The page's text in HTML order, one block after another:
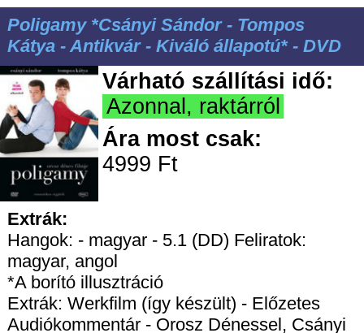
Poligamy *Csányi Sándor - Tompos
Kátya - Antikvár - Kiváló állapotú* - DVD
Várható szállítási idő:
Azonnal, raktárról
Ára most csak:
4999 Ft
Extrák:
Hangok: - magyar - 5.1 (DD) Feliratok:
magyar, angol
*A borító illusztráció
Extrák: Werkfilm (így készült) - Előzetes
Audiókommentár - Orosz Dénessel, Csányi